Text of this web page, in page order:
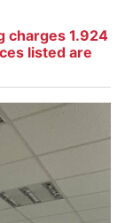
charges 1.924
listed are